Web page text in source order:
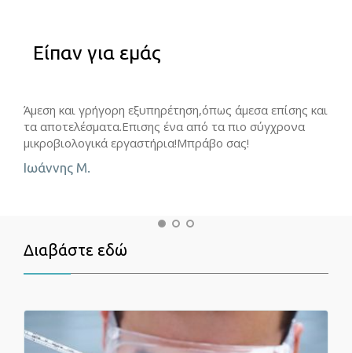
Είπαν για εμάς
Άμεση και γρήγορη εξυπηρέτηση,όπως άμεσα επίσης και
τα αποτελέσματα.Επισης ένα από τα πιο σύγχρονα
μικροβιολογικά εργαστήρια!Μπράβο σας!
Iωάννης Μ.
Διαβάστε εδώ